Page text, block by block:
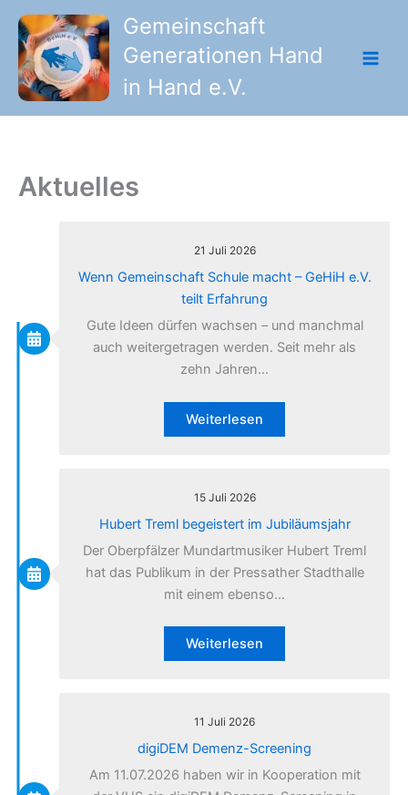
Inhalt
springen
Gemeinschaft
Generationen Hand
in Hand e.V.
Aktuelles
21 Juli 2026
Wenn Gemeinschaft Schule macht – GeHiH e.V.
teilt Erfahrung
Gute Ideen dürfen wachsen – und manchmal
auch weitergetragen werden. Seit mehr als
zehn Jahren…
Weiterlesen
15 Juli 2026
Hubert Treml begeistert im Jubiläumsjahr
Der Oberpfälzer Mundartmusiker Hubert Treml
hat das Publikum in der Pressather Stadthalle
mit einem ebenso…
Weiterlesen
11 Juli 2026
digiDEM Demenz-Screening
Am 11.07.2026 haben wir in Kooperation mit